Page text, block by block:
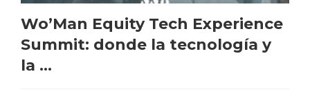
Wo’Man Equity Tech Experience
Summit: donde la tecnología y
la ...